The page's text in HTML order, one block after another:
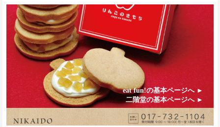
eat fun!の基本ページへ ►
二階堂の基本ページへ ►